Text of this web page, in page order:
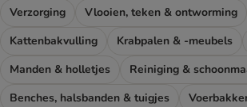
Verzorging
Vlooien, teken & ontworming
Kattenbakvulling
Krabpalen & -meubels
Manden & holletjes
Reiniging &
Benches, halsbanden & tuigjes